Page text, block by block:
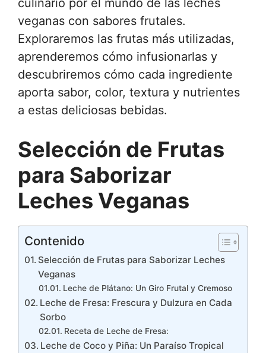
veganas con sabores frutales.
Exploraremos las frutas más utilizadas,
aprenderemos cómo infusionarlas y
descubriremos cómo cada ingrediente
aporta sabor, color, textura y nutrientes
a estas deliciosas bebidas.
Selección de Frutas
para Saborizar
Leches Veganas
Contenido
Selección de Frutas para Saborizar Leches
Veganas
Leche de Plátano: Un Giro Frutal y Cremoso
Leche de Fresa: Frescura y Dulzura en Cada
Sorbo
Receta de Leche de Fresa:
Leche de Coco y Piña: Un Paraíso Tropical